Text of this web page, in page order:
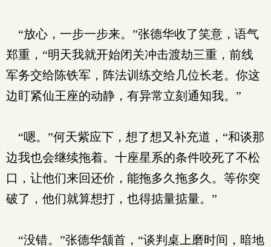
“放心，一步一步来。”张德华收了笑意，语气
郑重，“明天我就开始闭关冲击渡劫三重，前线
军务交给陈铁军，阵法训练交给几位长老。你这
边盯紧仙王座的动静，有异常立刻通知我。”
“嗯。”何天紫应下，想了想又补充道，“和谈那
边我也会继续拖着。十座星系的条件咬死了不松
口，让他们来回还价，能拖多久拖多久。等你突
破了，他们就算想打，也得掂量掂量。”
“没错。”张德华颔首，“谈判桌上磨时间，暗地